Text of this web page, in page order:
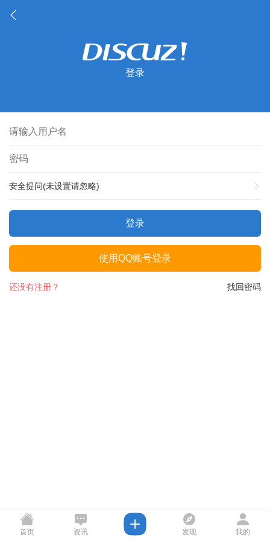
登录
安全提问(未设置请忽略)
登录
使用QQ账号登录
找回密码
还没有注册？
首页 资讯 发现 我的